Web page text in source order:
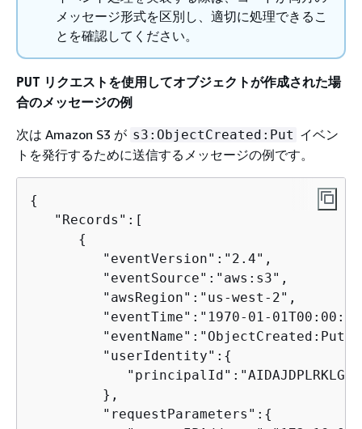
メッセージ形式を区別し、適切に処理できるこ
とを確認してください。
PUT リクエストを使用してオブジェクトが作成された場
合のメッセージの例
次は Amazon S3 が s3:ObjectCreated:Put イベン
トを発行するために送信するメッセージの例です。
{
   "Records":[
{
         "eventVersion":"2.4",
         "eventSource":"aws:s3",
         "awsRegion":"us-west-2",
"eventTime":"1970-01-
         "eventName":"ObjectCreated:Put",
         "userIdentity":
{
         },
         "requestParameters":
{